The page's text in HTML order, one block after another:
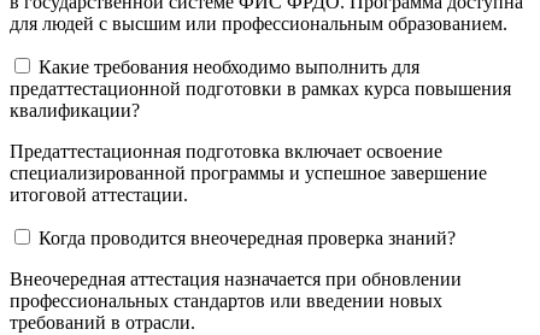
для людей с высшим или профессиональным образованием.
Какие требования необходимо выполнить для
предаттестационной подготовки в рамках курса повышения
квалификации?
Предаттестационная подготовка включает освоение
специализированной программы и успешное завершение
итоговой аттестации.
Когда проводится внеочередная проверка знаний?
Внеочередная аттестация назначается при обновлении
профессиональных стандартов или введении новых
требований в отрасли.